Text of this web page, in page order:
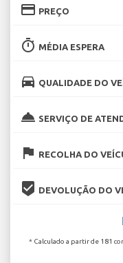
credit_card PREÇO
timer MÉDIA ESPERA
directions_car QUALIDADE DO
room_service SERVIÇO DE
flag RECOLHA DO
beenhere DEVOLUÇÃO DO
* Calculado a partir de 181